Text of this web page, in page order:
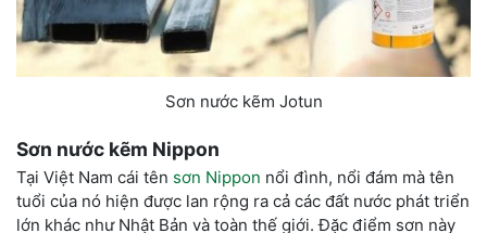
Sơn nước kẽm Jotun
Sơn nước kẽm Nippon
Tại Việt Nam cái tên sơn Nippon nổi đình, nổi đám mà tên
tuổi của nó hiện được lan rộng ra cả các đất nước phát triển
lớn khác như Nhật Bản và toàn thế giới. Đặc điểm sơn này